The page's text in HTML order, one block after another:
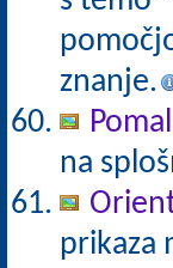
znanje.
na
prikaza